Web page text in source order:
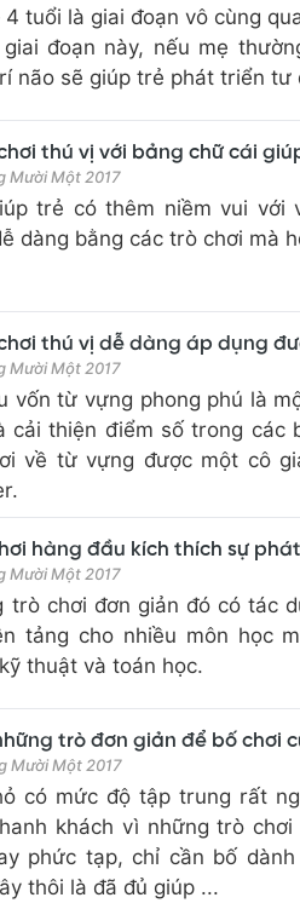
4 tuổi là giai đoạn vô cùng
giai đoạn này, nếu mẹ
não sẽ giúp trẻ phát triển tư
thú vị với bảng chữ cái
Mười Một 2017
trẻ có thêm niềm vui với
dàng bằng các trò chơi mà
thú vị dễ dàng áp dụng
Mười Một 2017
vốn từ vựng phong phú là
cải thiện điểm số trong các
về từ vựng được một cô
hàng đầu kích thích sự
Mười Một 2017
trò chơi đơn giản đó có tác
tảng cho nhiều môn học
thuật và toán học.
trò đơn giản để bố chơi
Mười Một 2017
có mức độ tập trung rất
khách vì những trò
phức tạp, chỉ cần bố
thôi là đã đủ giúp ...